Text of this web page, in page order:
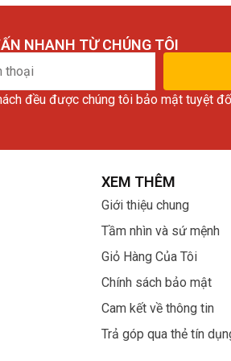
NHANH TỪ CHÚNG TÔI
đều được chúng tôi bảo mật tuyệt
XEM THÊM
Giới thiệu chung
Tầm nhìn và sứ mệnh
Giỏ Hàng Của Tôi
Chính sách bảo mật
Cam kết về thông tin
Trả góp qua thẻ tín